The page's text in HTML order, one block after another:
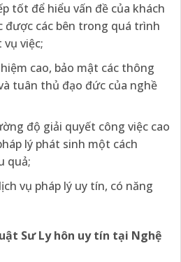
tốt để hiểu vấn đề của khách
được các bên trong quá trình
việc;
cao, bảo mật các thông
tuân thủ đạo đức của nghề
độ giải quyết công việc cao
lý phát sinh một cách
quả;
vụ pháp lý uy tín, có năng
Sư Ly hôn uy tín tại Nghệ